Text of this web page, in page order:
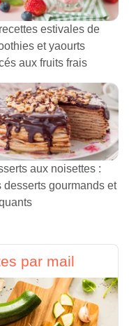
estivales de
et yaourts
aux fruits frais
aux noisettes :
desserts gourmands et
par mail